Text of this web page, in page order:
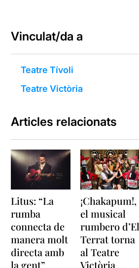
Vinculat/da a
Teatre Tívoli
Teatre Victòria
Articles relacionats
Litus: “La
rumba
connecta de
manera molt
directa amb
la gent”
¡Chakapum!,
el musical
rumbero d’El
Terrat torna
al Teatre
Victòria